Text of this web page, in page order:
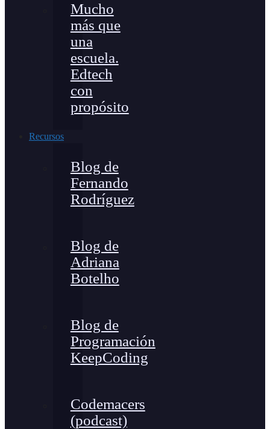
Mucho
más que
una
escuela.
Edtech
con
propósito
Recursos
Blog de
Fernando
Rodríguez
Blog de
Adriana
Botelho
Blog de
Programación
KeepCoding
Codemacers
(podcast)